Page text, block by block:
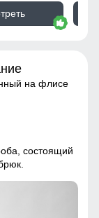
на флисе
состоящий